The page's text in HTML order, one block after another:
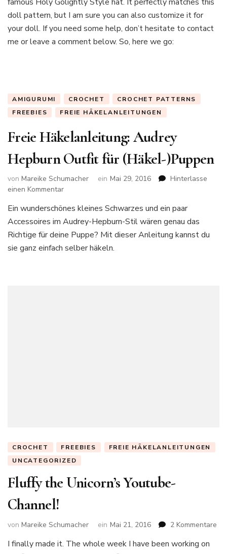
Outfit
for
(Crochet-)Dolls
doll pattern, but I am sure you can also customize it for
your doll. If you need some help, don’t hesitate to contact
me or leave a comment below. So, here we go:
AMIGURUMI CROCHET
CROCHET PATTERNS
FREEBIES
FREIE HÄKELANLEITUNGEN
Freie Häkelanleitung: Audrey
Hepburn Outfit für (Häkel-)Puppen
von Mareike Schumacher ein Mai 29, 2016
Hinterlasse
einen Kommentarzu
Häkelanleitung:
Audrey
Hepburn
für
Ein wunderschönes kleines Schwarzes und ein paar
Accessoires im Audrey-Hepburn-Stil wären genau das
Richtige für deine Puppe? Mit dieser Anleitung kannst du
sie ganz einfach selber häkeln.
CROCHET FREEBIES
FREIE HÄKELANLEITUNGEN
UNCATEGORIZED
Fluffy the Unicorn’s Youtube-
Channel!
von Mareike Schumacher ein Mai 21, 2016 2 Kommentare
I finally made it. The whole week I have been working on